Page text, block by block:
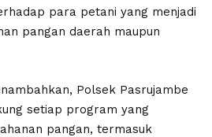
para petani yang menjadi
pangan daerah maupun
Polsek Pasrujambe
setiap program yang
pangan, termasuk